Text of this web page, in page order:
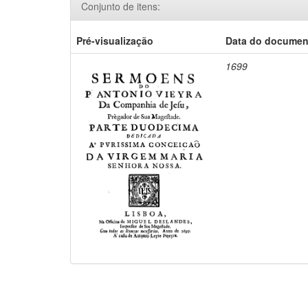
Conjunto de itens:
Pré-visualização
Data do
1699